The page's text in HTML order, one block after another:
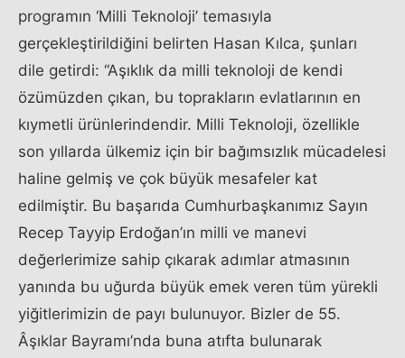
programın ‘Milli Teknoloji’ temasıyla
gerçekleştirildiğini belirten Hasan Kılca, şunları
dile getirdi: “Aşıklık da milli teknoloji de kendi
özümüzden çıkan, bu toprakların evlatlarının en
kıymetli ürünlerindendir. Milli Teknoloji, özellikle
son yıllarda ülkemiz için bir bağımsızlık mücadelesi
haline gelmiş ve çok büyük mesafeler kat
edilmiştir. Bu başarıda Cumhurbaşkanımız Sayın
Recep Tayyip Erdoğan’ın milli ve manevi
değerlerimize sahip çıkarak adımlar atmasının
yanında bu uğurda büyük emek veren tüm yürekli
yiğitlerimizin de payı bulunuyor. Bizler de 55.
Âşıklar Bayramı’nda buna atıfta bulunarak